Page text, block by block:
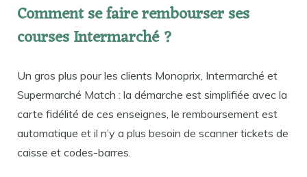
Comment se faire rembourser ses
courses Intermarché ?
Un gros plus pour les clients Monoprix, Intermarché et
Supermarché Match : la démarche est simplifiée avec la
carte fidélité de ces enseignes, le remboursement est
automatique et il n’y a plus besoin de scanner tickets de
caisse et codes-barres.